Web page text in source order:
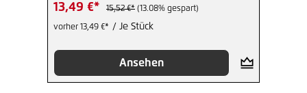
13,49 €* 15,52 €* (13.08% gespart)
vorher 13,49 €* / Je Stück
Ansehen